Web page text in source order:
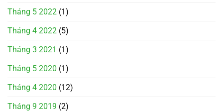
Tháng 5 2022 (1)
Tháng 4 2022 (5)
Tháng 3 2021 (1)
Tháng 5 2020 (1)
Tháng 4 2020 (12)
Tháng 9 2019 (2)